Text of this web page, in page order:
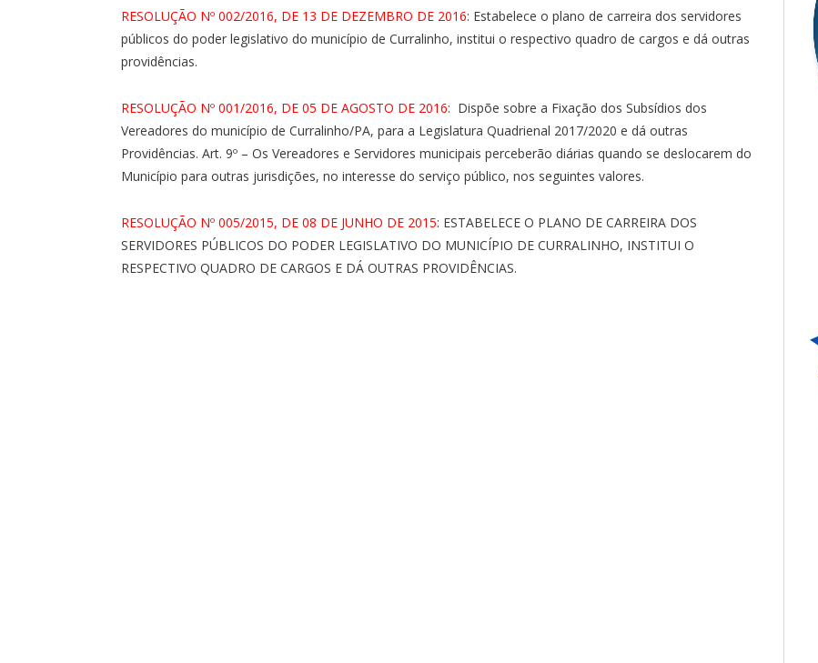
RESOLUÇÃO Nº 002/2016, DE 13 DE DEZEMBRO DE 2016: Estabelece o plano de carreira dos servidores
públicos do poder legislativo do município de Curralinho, institui o respectivo quadro de cargos e dá outras
providências.
RESOLUÇÃO Nº 001/2016, DE 05 DE AGOSTO DE 2016: Dispõe sobre a Fixação dos Subsídios dos
Vereadores do município de Curralinho/PA, para a Legislatura Quadrienal 2017/2020 e dá outras
Providências. Art. 9º – Os Vereadores e Servidores municipais perceberão diárias quando se deslocarem do
Município para outras jurisdições, no interesse do serviço público, nos seguintes valores.
RESOLUÇÃO Nº 005/2015, DE 08 DE JUNHO DE 2015: ESTABELECE O PLANO DE CARREIRA DOS
SERVIDORES PÚBLICOS DO PODER LEGISLATIVO DO MUNICÍPIO DE CURRALINHO, INSTITUI O
RESPECTIVO QUADRO DE CARGOS E DÁ OUTRAS PROVIDÊNCIAS.